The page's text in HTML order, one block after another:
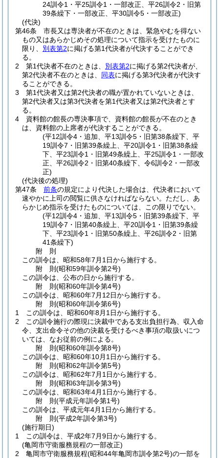
24訓令1・平25訓令1・一部改正、平26訓令2・旧第
39条繰下・一部改正、平30訓令5・一部改正)
(代決)
第46条
市長又は専決者が不在のときは、緊急やむを得ない
もの又はあらかじめその処理について指示を受けたものに
限り、 別表第2に掲げる第1代決者が代決することができ
る。
2
第1代決者不在のときは、 別表第2に掲げる第2代決者が、
第2代決者不在のときは、 同表に掲げる第3代決者が代決す
ることができる。
3
第1代決者又は第2代決者の職が置かれていないときは、
第2代決者又は第3代決者を第1代決者又は第2代決者とす
る。
4
資料館の館長の専決事項で、資料館の館長が不在のとき
は、資料館の上席者が代決することができる。
(平12訓令4・追加、平13訓令5・旧第38条繰下、平
19訓令7・旧第39条繰上、平20訓令1・旧第38条繰
下、平23訓令1・旧第49条繰上、平25訓令1・一部改
正、平26訓令2・旧第40条繰下、令6訓令2・一部改
正)
(代決後の処理)
第47条
前条の規定により代決した場合は、代決者において
速やかに上司の閲覧に供さなければならない。 ただし、あ
らかじめ指示を受けたものについては、この限りでない。
(平12訓令4・追加、平13訓令5・旧第39条繰下、平
19訓令7・旧第40条繰上、平20訓令1・旧第39条繰
下、平23訓令1・旧第50条繰上、平26訓令2・旧第
41条繰下)
附 則
この訓令は、昭和58年7月1日から施行する。
附 則(昭和59年訓令第2号)
この訓令は、公布の日から施行する。
附 則(昭和60年訓令第4号)
この訓令は、昭和60年7月12日から施行する。
附 則(昭和60年訓令第6号)
1
この訓令は、昭和60年8月1日から施行する。
2
この訓令施行の際現に決裁中である支出負担行為、収入命
令、支出命令その他の決裁を受けるべき事項の取扱いにつ
いては、なお従前の例による。
附 則(昭和60年訓令第8号)
この訓令は、昭和60年10月1日から施行する。
附 則(昭和62年訓令第5号)
この訓令は、昭和62年7月1日から施行する。
附 則(昭和63年訓令第3号)
この訓令は、昭和63年4月1日から施行する。
附 則(平成元年訓令第1号)
この訓令は、平成元年4月1日から施行する。
附 則(平成2年訓令第3号)
(施行期日)
1
この訓令は、平成2年7月9日から施行する。
(亀岡市守衛服務規程の一部改正)
2
亀岡市守衛服務規程(昭和44年亀岡市訓令第2号)の一部を